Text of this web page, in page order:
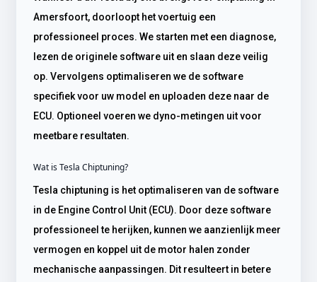
Amersfoort, doorloopt het voertuig een
professioneel proces. We starten met een diagnose,
lezen de originele software uit en slaan deze veilig
op. Vervolgens optimaliseren we de software
specifiek voor uw model en uploaden deze naar de
ECU. Optioneel voeren we dyno-metingen uit voor
meetbare resultaten.
Wat is Tesla Chiptuning?
Tesla chiptuning is het optimaliseren van de software
in de Engine Control Unit (ECU). Door deze software
professioneel te herijken, kunnen we aanzienlijk meer
vermogen en koppel uit de motor halen zonder
mechanische aanpassingen. Dit resulteert in betere